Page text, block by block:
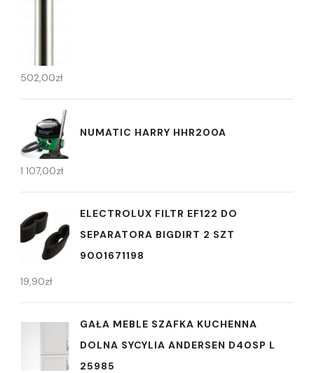
502,00zł
NUMATIC HARRY HHR200A
1 107,00zł
ELECTROLUX FILTR EF122 DO
SEPARATORA BIGDIRT 2 SZT
9001671198
19,90zł
GAŁA MEBLE SZAFKA KUCHENNA
DOLNA SYCYLIA ANDERSEN D40SP L
25985